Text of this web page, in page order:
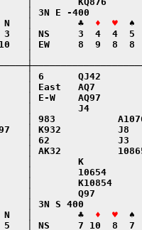
│ 3N E -400
N   │        ♣
♦  ♥
♠
│ NS     3  4  4
│ EW     8  9  8
│ 6      QJ42
│ East   AQ7
│ E-W    AQ97
│        J4
│ 983
│ K932          J8
│ 62            J3
│ AK32
│        K
│        10654
│        K10854
│        Q97
│ 3N S 400
N   │        ♣
♦  ♥
♠
│ NS     7 10  8